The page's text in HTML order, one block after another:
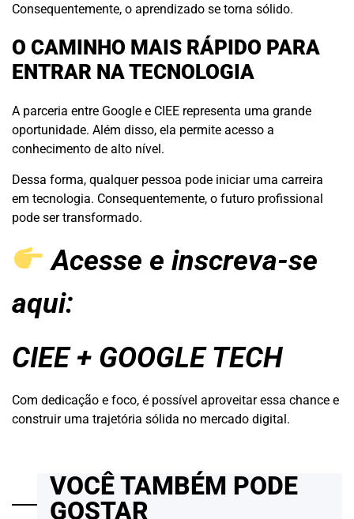
Consequentemente, o aprendizado se torna sólido.
O CAMINHO MAIS RÁPIDO PARA
ENTRAR NA TECNOLOGIA
A parceria entre Google e CIEE representa uma grande
oportunidade. Além disso, ela permite acesso a
conhecimento de alto nível.
Dessa forma, qualquer pessoa pode iniciar uma carreira
em tecnologia. Consequentemente, o futuro profissional
pode ser transformado.
Acesse e inscreva-se
aqui:
CIEE + GOOGLE TECH
Com dedicação e foco, é possível aproveitar essa chance e
construir uma trajetória sólida no mercado digital.
VOCÊ TAMBÉM PODE
GOSTAR